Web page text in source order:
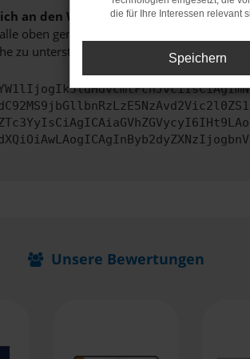
an den Webseitenbetreiber.
oben genannten Schritte versucht hast,
zu unterstützen:
Unsere Bewertungen
die für Ihre Interessen relevant
Speichern